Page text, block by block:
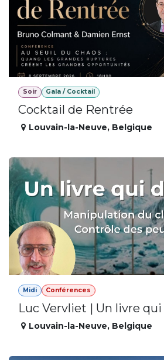
Soir Gala / Cocktail
Cocktail de Rentrée
Louvain-la-Neuve, Belgique
Midi Conférences
Luc Vervliet | Un livre
Louvain-la-Neuve, Belgique